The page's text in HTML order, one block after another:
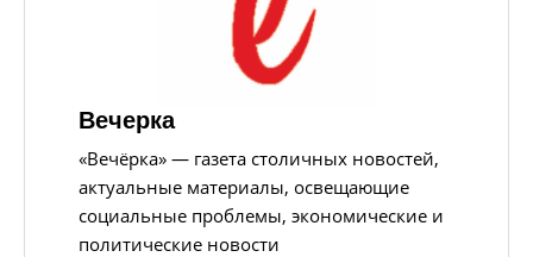
Вечерка
«Вечёрка» — газета столичных новостей,
актуальные материалы, освещающие
социальные проблемы, экономические и
политические новости